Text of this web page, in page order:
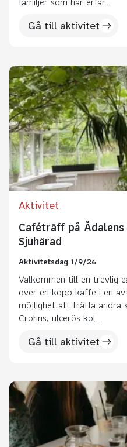
Gå till aktivitet
Aktivitet
Caféträff på Ådalens
Sjuhärad
Aktivitetsdag 1/9/26
Välkommen till en trevlig
över en kopp kaffe i en
möjlighet att träffa andra
Crohns, ulcerös kol...
Gå till aktivitet